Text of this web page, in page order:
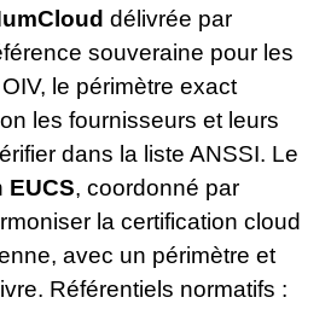
délivrée par
souveraine pour les
le périmètre exact
les fournisseurs et leurs
dans la liste ANSSI. Le
EUCS, coordonné par
la certification cloud
avec un périmètre et
Référentiels normatifs :